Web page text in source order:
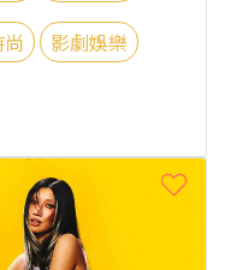
影劇娛樂